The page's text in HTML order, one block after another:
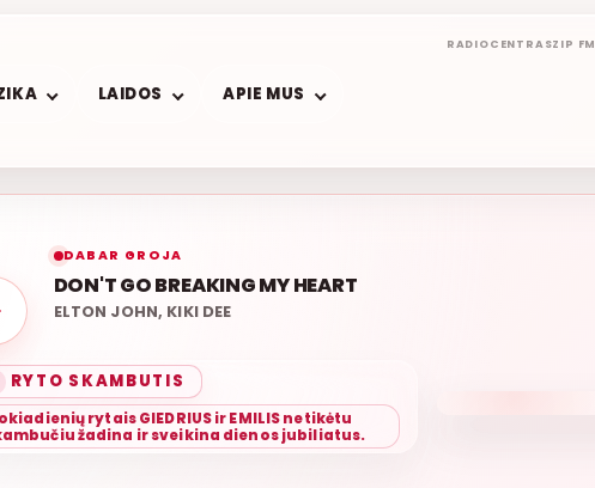
RADIOCENTRASZIP FM
LAIDOS APIE MUS
DABAR GROJA
DON'T GO BREAKING MY HEART
ELTON JOHN, KIKI DEE
RYTO SKAMBUTIS
rytais GIEDRIUS ir EMILIS netikėtu
žadina ir sveikina dienos jubiliatus.